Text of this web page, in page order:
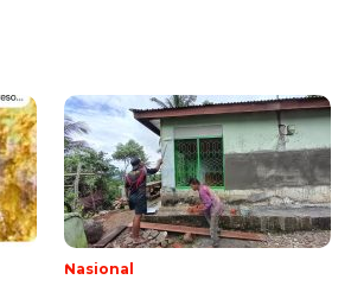
Nasional